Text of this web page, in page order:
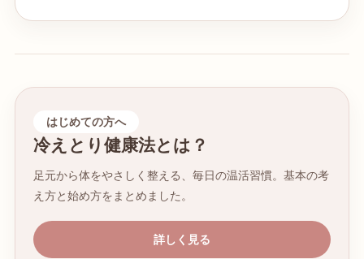
はじめての方へ
冷えとり健康法とは？
足元から体をやさしく整える、毎日の温活習慣。基本の考
え方と始め方をまとめました。
詳しく見る